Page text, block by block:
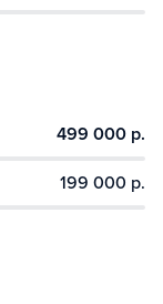
499 000 р.
199 000 р.